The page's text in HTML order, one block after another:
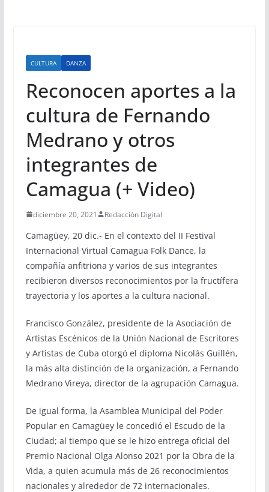
CULTURA DANZA
Reconocen aportes a la
cultura de Fernando
Medrano y otros
integrantes de
Camagua (+ Video)
diciembre 20, 2021 Redacción Digital
Camagüey, 20 dic.- En el contexto del II Festival
Internacional Virtual Camagua Folk Dance, la
compañía anfitriona y varios de sus integrantes
recibieron diversos reconocimientos por la fructífera
trayectoria y los aportes a la cultura nacional.
Francisco González, presidente de la Asociación de
Artistas Escénicos de la Unión Nacional de Escritores
y Artistas de Cuba otorgó el diploma Nicolás Guillén,
la más alta distinción de la organización, a Fernando
Medrano Vireya, director de la agrupación Camagua.
De igual forma, la Asamblea Municipal del Poder
Popular en Camagüey le concedió el Escudo de la
Ciudad; al tiempo que se le hizo entrega oficial del
Premio Nacional Olga Alonso 2021 por la Obra de la
Vida, a quien acumula más de 26 reconocimientos
nacionales y alrededor de 72 internacionales.